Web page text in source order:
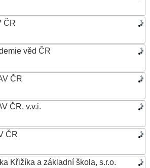
ČR
věd ČR
ČR
ČR, v.v.i.
ČR
Křižíka a základní škola, s.r.o.